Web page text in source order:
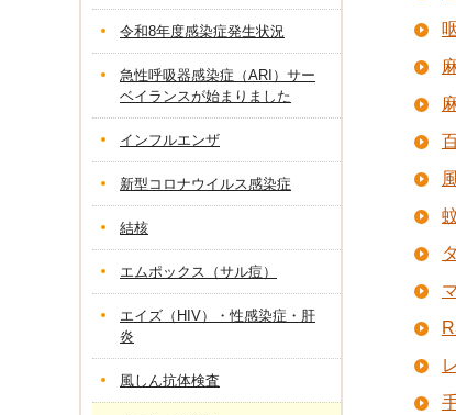
令和8年度感染症発生状況
急性呼吸器感染症（ARI）サー
ベイランスが始まりました
インフルエンザ
新型コロナウイルス感染症
結核
エムポックス（サル痘）
エイズ（HIV）・性感染症・肝
炎
風しん抗体検査